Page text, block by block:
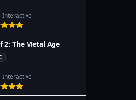
Interactive
2: The Metal Age
Interactive